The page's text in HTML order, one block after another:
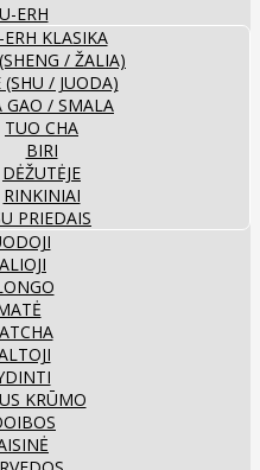
ERH
ERH KLASIKA
/ ŽALIA)
(SHU / JUODA)
GAO / SMALA
TUO CHA
BIRI
DĖŽUTĖJE
RINKINIAI
PRIEDAIS
KRŪMO